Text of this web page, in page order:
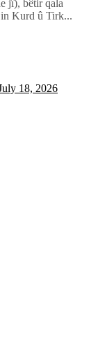
jî), bêtir qala
Kurd û Tirk...
18, 2026